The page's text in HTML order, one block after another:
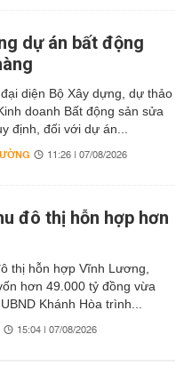
dự án bất động
diện Bộ Xây dựng, dự thảo
doanh Bất động sản sửa
định, đối với dự án...
11:26 | 07/08/2026
đô thị hỗn hợp hơn
thị hỗn hợp Vĩnh Lương,
hơn 49.000 tỷ đồng vừa
Khánh Hòa trình...
15:04 | 07/08/2026